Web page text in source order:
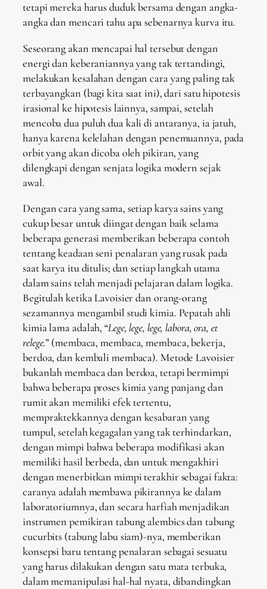
tetapi mereka harus duduk bersama dengan angka-
angka dan mencari tahu apa sebenarnya kurva itu.
Seseorang akan mencapai hal tersebut dengan
energi dan keberaniannya yang tak tertandingi,
melakukan kesalahan dengan cara yang paling tak
terbayangkan (bagi kita saat ini), dari satu hipotesis
irasional ke hipotesis lainnya, sampai, setelah
mencoba dua puluh dua kali di antaranya, ia jatuh,
hanya karena kelelahan dengan penemuannya, pada
orbit yang akan dicoba oleh pikiran, yang
dilengkapi dengan senjata logika modern sejak
awal.
Dengan cara yang sama, setiap karya sains yang
cukup besar untuk diingat dengan baik selama
beberapa generasi memberikan beberapa contoh
tentang keadaan seni penalaran yang rusak pada
saat karya itu ditulis; dan setiap langkah utama
dalam sains telah menjadi pelajaran dalam logika.
Begitulah ketika Lavoisier dan orang-orang
sezamannya mengambil studi kimia. Pepatah ahli
kimia lama adalah, “Lege, lege, lege, labora, ora, et
relege.” (membaca, membaca, membaca, bekerja,
berdoa, dan kembali membaca). Metode Lavoisier
bukanlah membaca dan berdoa, tetapi bermimpi
bahwa beberapa proses kimia yang panjang dan
rumit akan memiliki efek tertentu,
mempraktekkannya dengan kesabaran yang
tumpul, setelah kegagalan yang tak terhindarkan,
dengan mimpi bahwa beberapa modifikasi akan
memiliki hasil berbeda, dan untuk mengakhiri
dengan menerbitkan mimpi terakhir sebagai fakta:
caranya adalah membawa pikirannya ke dalam
laboratoriumnya, dan secara harfiah menjadikan
instrumen pemikiran tabung alembics dan tabung
cucurbits (tabung labu siam)-nya, memberikan
konsepsi baru tentang penalaran sebagai sesuatu
yang harus dilakukan dengan satu mata terbuka,
dalam memanipulasi hal-hal nyata, dibandingkan